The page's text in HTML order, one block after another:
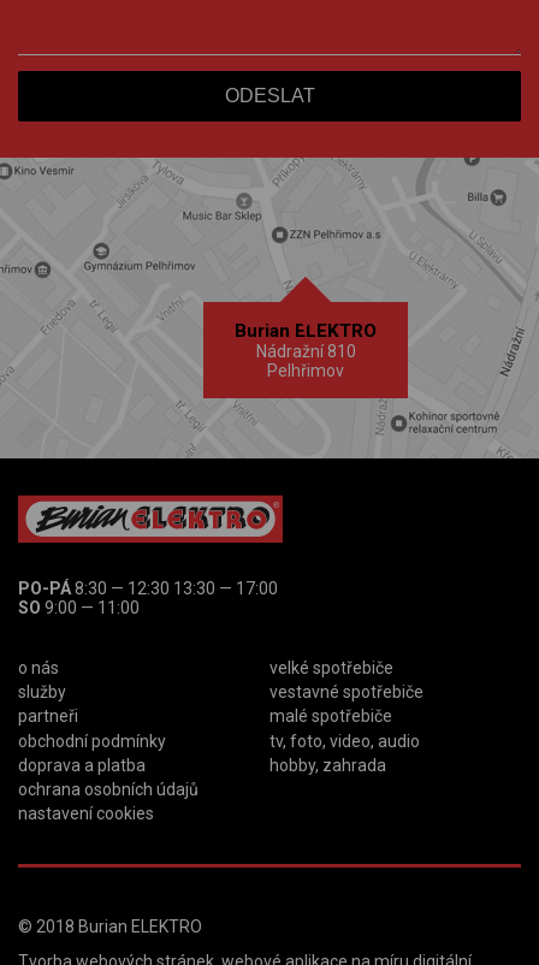
Burian ELEKTRO
Nádražní 810
Pelhřimov
PO-PÁ8:30 — 12:30 13:30 — 17:00
SO 9:00 — 11:00
o nás
služby
partneři
obchodní podmínky
doprava a platba
ochrana osobních údajů
nastavení cookies
velké spotřebiče
vestavné spotřebiče
malé spotřebiče
tv, foto, video, audio
hobby, zahrada
© 2018 Burian ELEKTRO